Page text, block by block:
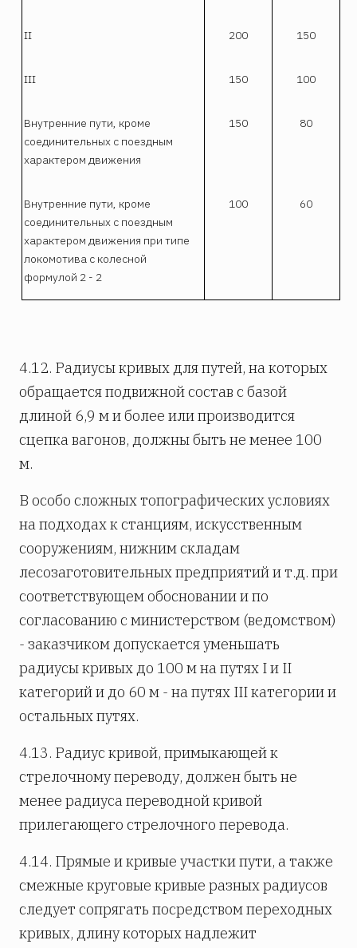
II 200 150
III 150 100
Внутренние пути, кроме
соединительных с поездным
характером движения
150 80
Внутренние пути, кроме
соединительных с поездным
характером движения при типе
локомотива с колесной
формулой 2 - 2
100 60
4.12. Радиусы кривых для путей, на которых
обращается подвижной состав с базой
длиной 6,9 м и более или производится
сцепка вагонов, должны быть не менее 100
м.
В особо сложных топографических условиях
на подходах к станциям, искусственным
сооружениям, нижним складам
лесозаготовительных предприятий и т.д. при
соответствующем обосновании и по
согласованию с министерством (ведомством)
- заказчиком допускается уменьшать
радиусы кривых до 100 м на путях I и II
категорий и до 60 м - на путях III категории и
остальных путях.
4.13. Радиус кривой, примыкающей к
стрелочному переводу, должен быть не
менее радиуса переводной кривой
прилегающего стрелочного перевода.
4.14. Прямые и кривые участки пути, а также
смежные круговые кривые разных радиусов
следует сопрягать посредством переходных
кривых, длину которых надлежит